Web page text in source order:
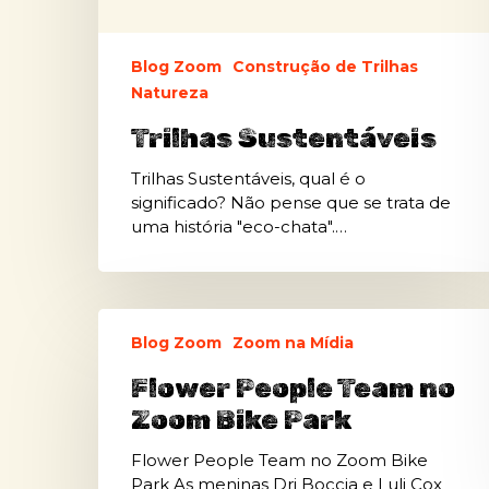
Blog Zoom
Construção de Trilhas
Natureza
Trilhas Sustentáveis
Trilhas Sustentáveis, qual é o
significado? Não pense que se trata de
uma história "eco-chata".…
Blog Zoom Zoom na Mídia
Flower People Team no
Zoom Bike Park
Flower People Team no Zoom Bike
Park As meninas Dri Boccia e Luli Cox